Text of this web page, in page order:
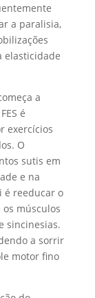
a paralisia,
elasticidade
a
é
exercícios
O
sutis em
e na
é reeducar o
músculos
sincinesias.
a sorrir
motor fino